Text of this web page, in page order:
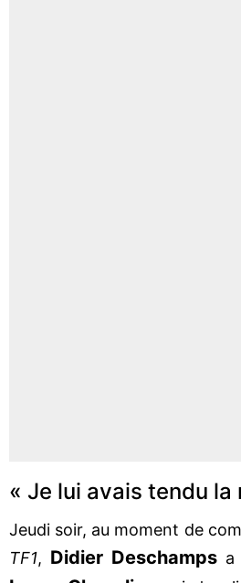
« Je lui avais tendu la
Jeudi soir, au moment de
TF1, Didier Deschampsa